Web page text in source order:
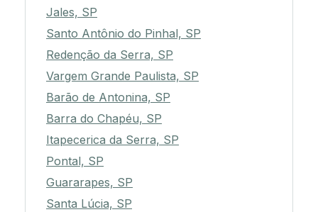
Jales, SP
Santo Antônio do Pinhal, SP
Redenção da Serra, SP
Vargem Grande Paulista, SP
Barão de Antonina, SP
Barra do Chapéu, SP
Itapecerica da Serra, SP
Pontal, SP
Guararapes, SP
Santa Lúcia, SP